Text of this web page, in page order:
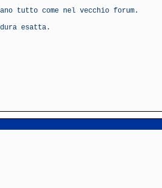
tutto come nel vecchio forum.
esatta.